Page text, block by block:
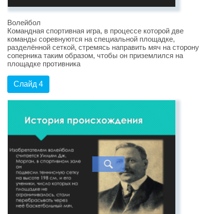
Волейбол
Командная спортивная игра, в процессе которой две
команды соревнуются на специальной площадке,
разделённой сеткой, стремясь направить мяч на сторону
соперника таким образом, чтобы он приземлился на
площадке противника
Слайд 4